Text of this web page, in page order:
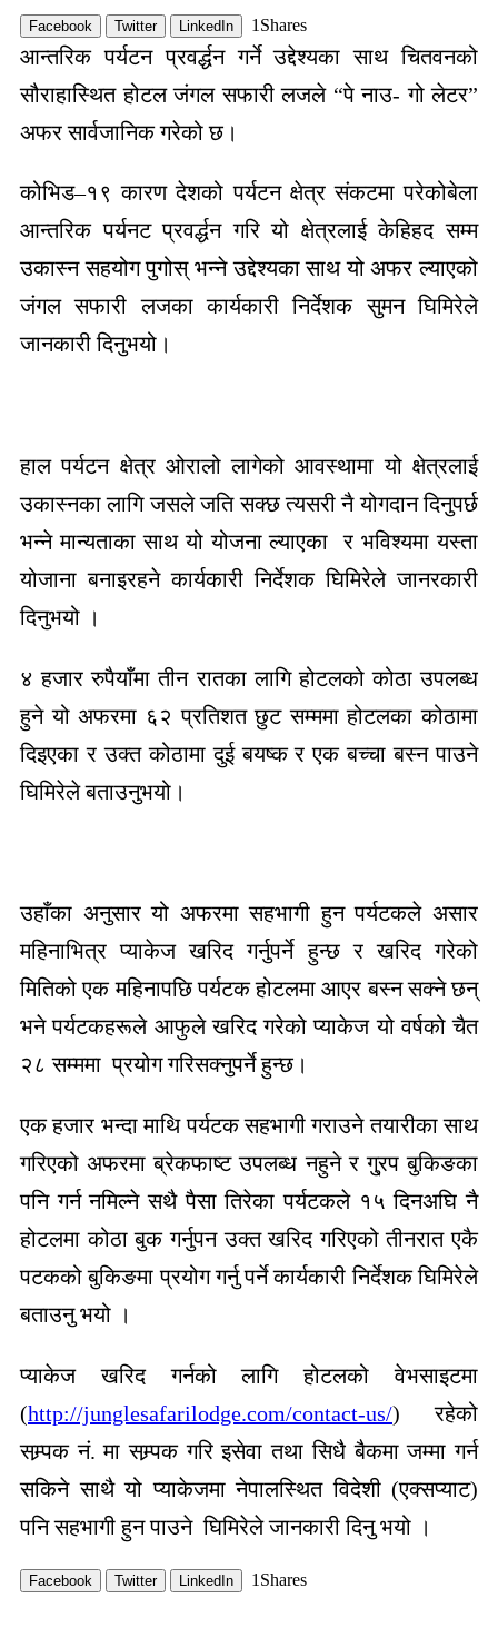
Facebook Twitter LinkedIn 1 Shares
आन्तरिक पर्यटन प्रवर्द्धन गर्ने उद्देश्यका साथ चितवनको
सौराहास्थित होटल जंगल सफारी लजले “पे नाउ- गो लेटर”
अफर सार्वजानिक गरेको छ।
कोभिड–१९ कारण देशको पर्यटन क्षेत्र संकटमा परेकोबेला
आन्तरिक पर्यनट प्रवर्द्धन गरि यो क्षेत्रलाई केहिहद सम्म
उकास्न सहयोग पुगोस् भन्ने उद्देश्यका साथ यो अफर ल्याएको
जंगल सफारी लजका कार्यकारी निर्देशक सुमन घिमिरेले
जानकारी दिनुभयो।
हाल पर्यटन क्षेत्र ओरालो लागेको आवस्थामा यो क्षेत्रलाई
उकास्नका लागि जसले जति सक्छ त्यसरी नै योगदान दिनुपर्छ
भन्ने मान्यताका साथ यो योजना ल्याएका र भविश्यमा यस्ता
योजाना बनाइरहने कार्यकारी निर्देशक घिमिरेले जानरकारी
दिनुभयो ।
४ हजार रुपैयाँमा तीन रातका लागि होटलको कोठा उपलब्ध
हुने यो अफरमा ६२ प्रतिशत छुट सम्ममा होटलका कोठामा
दिइएका र उक्त कोठामा दुई बयष्क र एक बच्चा बस्न पाउने
घिमिरेले बताउनुभयो।
उहाँका अनुसार यो अफरमा सहभागी हुन पर्यटकले असार
महिनाभित्र प्याकेज खरिद गर्नुपर्ने हुन्छ र खरिद गरेको
मितिको एक महिनापछि पर्यटक होटलमा आएर बस्न सक्ने छन्
भने पर्यटकहरूले आफुले खरिद गरेको प्याकेज यो वर्षको चैत
२८ सम्ममा प्रयोग गरिसक्नुपर्ने हुन्छ।
एक हजार भन्दा माथि पर्यटक सहभागी गराउने तयारीका साथ
गरिएको अफरमा ब्रेकफाष्ट उपलब्ध नहुने र गु्रप बुकिङका
पनि गर्न नमिल्ने सथै पैसा तिरेका पर्यटकले १५ दिनअघि नै
होटलमा कोठा बुक गर्नुपन उक्त खरिद गरिएको तीनरात एकै
पटकको बुकिङमा प्रयोग गर्नु पर्ने कार्यकारी निर्देशक घिमिरेले
बताउनु भयो ।
प्याकेज खरिद गर्नको लागि होटलको वेभसाइटमा
(http://junglesafarilodge.com/contact-us/) रहेको
सम्र्पक नं. मा सम्र्पक गरि इसेवा तथा सिधै बैकमा जम्मा गर्न
सकिने साथै यो प्याकेजमा नेपालस्थित विदेशी (एक्सप्याट)
पनि सहभागी हुन पाउने घिमिरेले जानकारी दिनु भयो ।
Facebook Twitter LinkedIn 1 Shares